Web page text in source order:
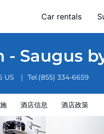
Car rentals
Saugus
US Tel.(855) 334-6659
酒店信息 酒店政策